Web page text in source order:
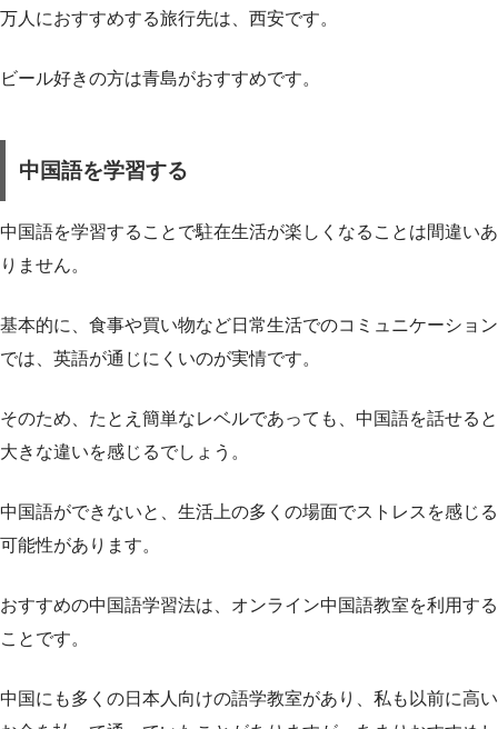
万人におすすめする旅行先は、西安です。
ビール好きの方は青島がおすすめです。
中国語を学習する
中国語を学習することで駐在生活が楽しくなることは間違いあ
りません。
基本的に、食事や買い物など日常生活でのコミュニケーション
では、英語が通じにくいのが実情です。
そのため、たとえ簡単なレベルであっても、中国語を話せると
大きな違いを感じるでしょう。
中国語ができないと、生活上の多くの場面でストレスを感じる
可能性があります。
おすすめの中国語学習法は、オンライン中国語教室を利用する
ことです。
中国にも多くの日本人向けの語学教室があり、私も以前に高い